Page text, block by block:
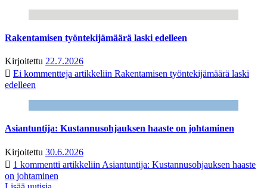
Rakentamisen työntekijämäärä laski edelleen
Kirjoitettu 22.7.2026
Ei kommentteja artikkeliin Rakentamisen työntekijämäärä laski
edelleen
Asiantuntija: Kustannusohjauksen haaste on johtaminen
Kirjoitettu 30.6.2026
1 kommentti artikkeliin Asiantuntija: Kustannusohjauksen haaste
on johtaminen